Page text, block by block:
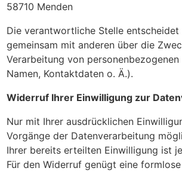
58710 Menden
Die verantwortliche Stelle entscheidet
gemeinsam mit anderen über die
Verarbeitung von personenbezogenen
Namen, Kontaktdaten o. Ä.).
Widerruf Ihrer Einwilligung zur
Nur mit Ihrer ausdrücklichen
Vorgänge der Datenverarbeitung
Ihrer bereits erteilten Einwilligung ist
Für den Widerruf genügt eine